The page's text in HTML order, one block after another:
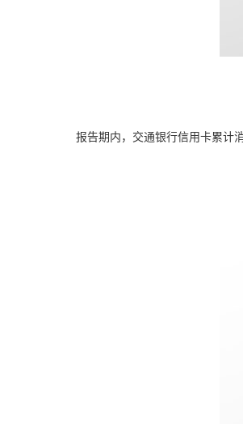
报告期内，交通银行信用卡累计